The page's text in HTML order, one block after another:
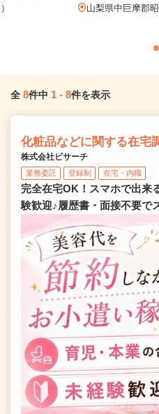
山梨県中巨摩郡
全 8件中 1 - 8件を表示
化粧品などに関する在宅
株式会社ビサーチ
業務委託 登録制 在宅・内職
完全在宅OK！スマホで出来
験歓迎♪履歴書・面接不要で